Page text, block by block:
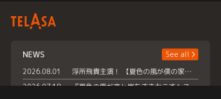
NEWS
See all
2026.08.01
浮所飛貴主演！ 【夏色の風が僕の家にやってきた】 本日よりテラサで独占配信スタート！
2026.07.18
『夏色の雲が恋と嵐をまきおこす』スペシャルメイキング 【Part1】2026年７月18日（土）23時30分～配信スタート！話題のシーンの裏側を大公開！豪華キャスト大集合！ 『武宮家 真夏の家族会議』開催！